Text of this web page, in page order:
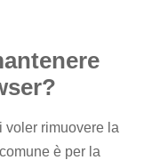
voler rimuovere la
è per la